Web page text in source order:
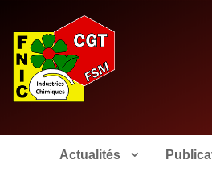
Actualités